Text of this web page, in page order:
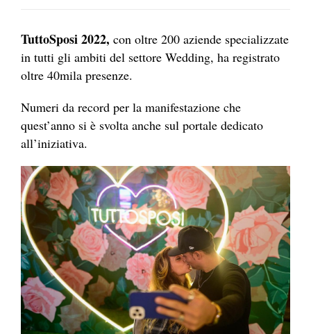
TuttoSposi 2022, con oltre 200 aziende specializzate
in tutti gli ambiti del settore Wedding, ha registrato
oltre 40mila presenze.
Numeri da record per la manifestazione che
quest’anno si è svolta anche sul portale dedicato
all’iniziativa.